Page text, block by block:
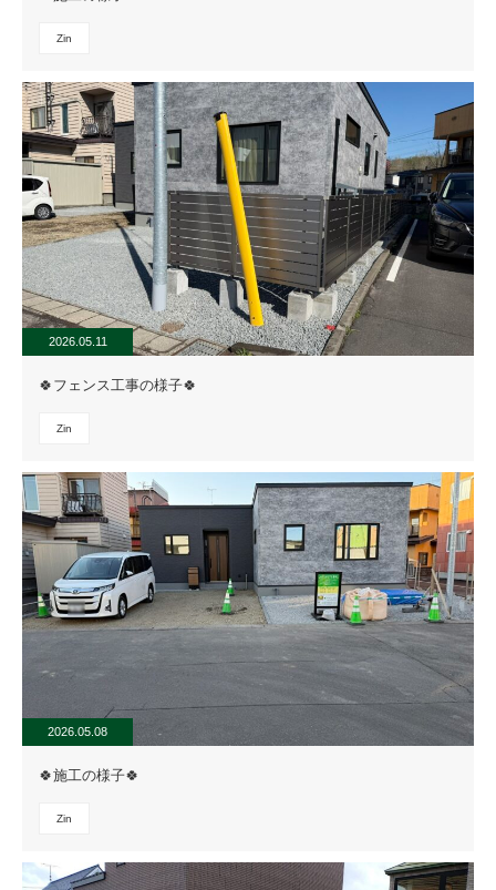
Zin
2026.05.11
🍀フェンス工事の様子🍀
Zin
2026.05.08
🍀施工の様子🍀
Zin